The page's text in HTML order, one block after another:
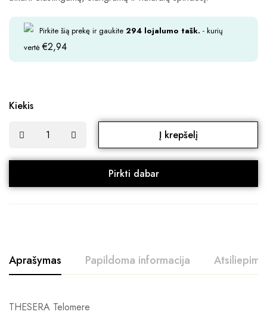
Pirkite šią prekę ir gaukite 294 lojalumo tašk. - kurių
vertė€2,94
Kiekis
Į krepšelį
Pirkti dabar
Aprašymas Papildoma informacija
THESERA Telomere